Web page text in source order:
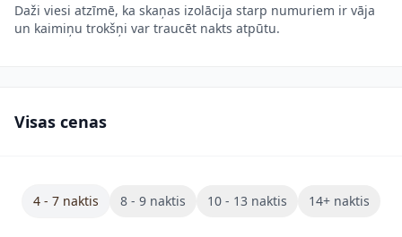
Daži viesi atzīmē, ka skaņas izolācija starp numuriem ir vāja
un kaimiņu trokšņi var traucēt nakts atpūtu.
Visas cenas
4 - 7 naktis 8 - 9 naktis 10 - 13 naktis 14+ naktis